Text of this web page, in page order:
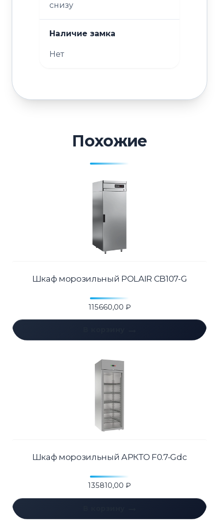
снизу
Наличие замка
Нет
Похожие
Шкаф морозильный POLAIR CB107-G
115660,00 ₽
Шкаф морозильный АРКТО F0.7-Gdc
135810,00 ₽